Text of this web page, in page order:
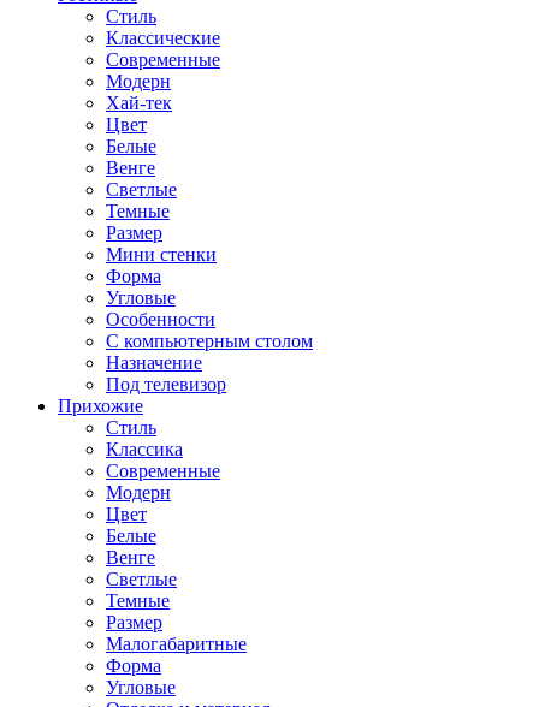
Стиль
Классические
Современные
Модерн
Хай-тек
Цвет
Белые
Венге
Светлые
Темные
Размер
Мини стенки
Форма
Угловые
Особенности
С компьютерным столом
Назначение
Под телевизор
Прихожие
Стиль
Классика
Современные
Модерн
Цвет
Белые
Венге
Светлые
Темные
Размер
Малогабаритные
Форма
Угловые